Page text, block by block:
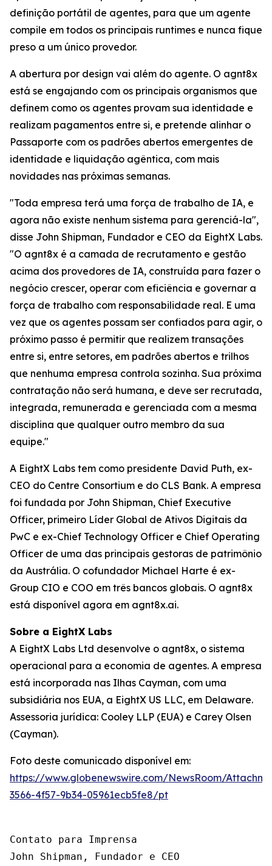
definição portátil de agentes, para que um agente
compile em todos os principais runtimes e nunca fique
preso a um único provedor.
A abertura por design vai além do agente. O agnt8x
está se engajando com os principais organismos que
definem como os agentes provam sua identidade e
realizam pagamentos entre si, e pretende alinhar o
Passaporte com os padrões abertos emergentes de
identidade e liquidação agêntica, com mais
novidades nas próximas semanas.
"Toda empresa terá uma força de trabalho de IA, e
agora não existe nenhum sistema para gerenciá-la",
disse John Shipman, Fundador e CEO da EightX Labs.
"O agnt8x é a camada de recrutamento e gestão
acima dos provedores de IA, construída para fazer o
negócio crescer, operar com eficiência e governar a
força de trabalho com responsabilidade real. E uma
vez que os agentes possam ser confiados para agir, o
próximo passo é permitir que realizem transações
entre si, entre setores, em padrões abertos e trilhos
que nenhuma empresa controla sozinha. Sua próxima
contratação não será humana, e deve ser recrutada,
integrada, remunerada e gerenciada com a mesma
disciplina que qualquer outro membro da sua
equipe."
A EightX Labs tem como presidente David Puth, ex-
CEO do Centre Consortium e do CLS Bank. A empresa
foi fundada por John Shipman, Chief Executive
Officer, primeiro Líder Global de Ativos Digitais da
PwC e ex-Chief Technology Officer e Chief Operating
Officer de uma das principais gestoras de patrimônio
da Austrália. O cofundador Michael Harte é ex-
Group CIO e COO em três bancos globais. O agnt8x
está disponível agora em agnt8x.ai.
Sobre a EightX Labs
A EightX Labs Ltd desenvolve o agnt8x, o sistema
operacional para a economia de agentes. A empresa
está incorporada nas Ilhas Cayman, com uma
subsidiária nos EUA, a EightX US LLC, em Delaware.
Assessoria jurídica: Cooley LLP (EUA) e Carey Olsen
(Cayman).
Foto deste comunicado disponível em:
https://www.globenewswire.com/NewsRoom/
3566-4f57-9b34-05961ecb5fe8/pt
Contato para Imprensa
John Shipman, Fundador e CEO